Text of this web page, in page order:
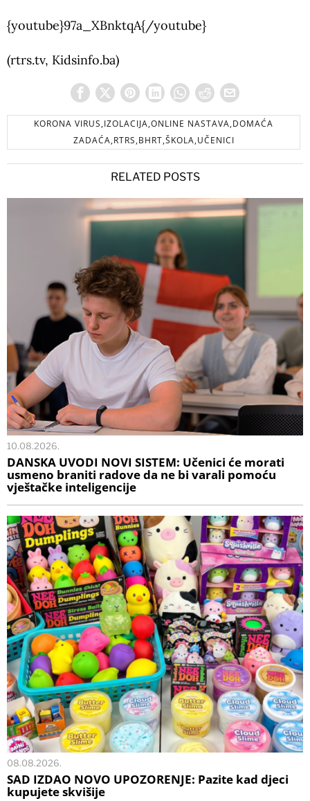
{youtube}97a_XBnktqA{/youtube}
(rtrs.tv, Kidsinfo.ba)
KORONA VIRUS,IZOLACIJA,ONLINE NASTAVA,DOMAĆA
ZADAĆA,RTRS,BHRT,ŠKOLA,UČENICI
RELATED POSTS
10.08.2026.
DANSKA UVODI NOVI SISTEM: Učenici će morati
usmeno braniti radove da ne bi varali pomoću
vještačke inteligencije
08.08.2026.
SAD IZDAO NOVO UPOZORENJE: Pazite kad djeci
kupujete skvišije